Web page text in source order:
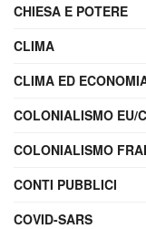
CHIESA E POTERE
CLIMA
CLIMA ED
COLONIALISMO EU/
COLONIALISMO
CONTI PUBBLICI
COVID-SARS